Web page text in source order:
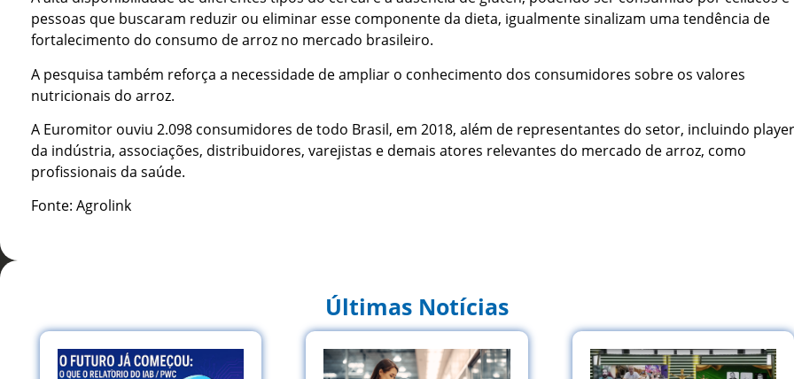
pessoas que buscaram reduzir ou eliminar esse componente da dieta, igualmente sinalizam uma tendência de
fortalecimento do consumo de arroz no mercado brasileiro.
A pesquisa também reforça a necessidade de ampliar o conhecimento dos consumidores sobre os valores
nutricionais do arroz.
A Euromitor ouviu 2.098 consumidores de todo Brasil, em 2018, além de representantes do setor, incluindo
da indústria, associações, distribuidores, varejistas e demais atores relevantes do mercado de arroz, como
profissionais da saúde.
Fonte: Agrolink
Últimas Notícias